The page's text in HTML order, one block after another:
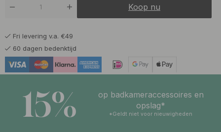
Koop nu
Fri levering v.a. €49
60 dagen bedenktijd
15%
op badkameraccessoires en
opslag*
*Geldt niet voor nieuwigheden